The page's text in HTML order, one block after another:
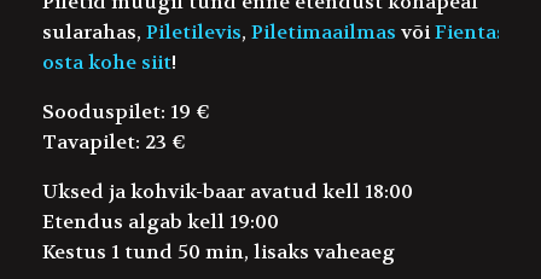
sularahas, Piletilevis, Piletimaailmas võiFientas –
osta kohe siit!
Sooduspilet: 19 €
Tavapilet: 23 €
Uksed ja kohvik-baar avatud kell 18:00
Etendus algab kell 19:00
Kestus 1 tund 50 min, lisaks vaheaeg